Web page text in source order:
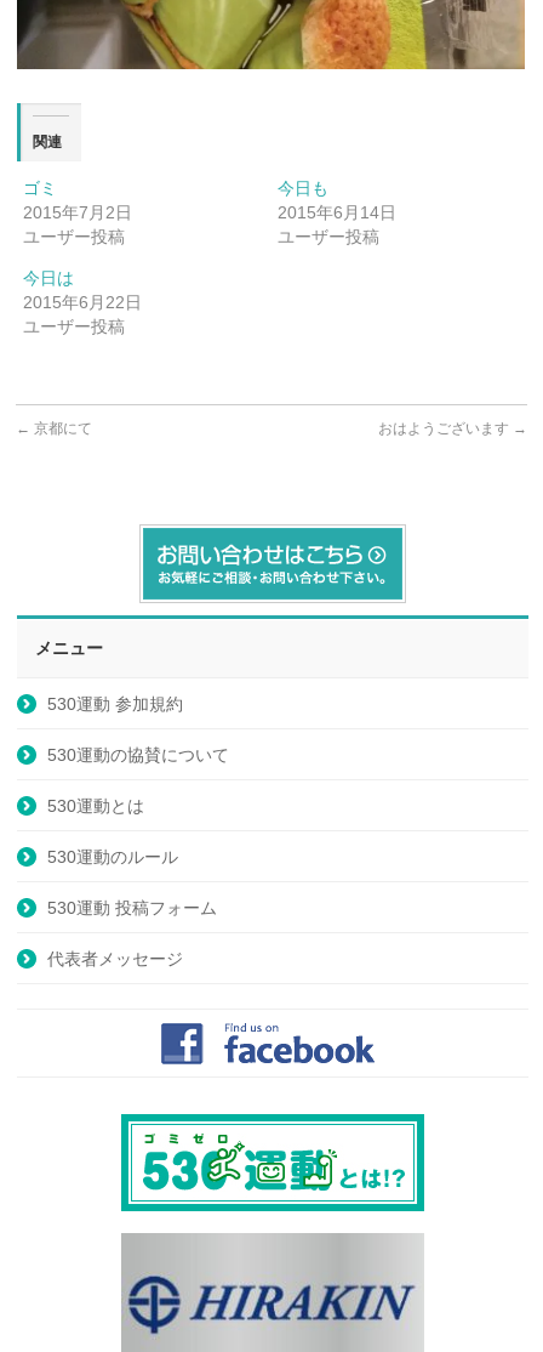
関連
ゴミ
2015年7月2日
ユーザー投稿
今日も
2015年6月14日
ユーザー投稿
今日は
2015年6月22日
ユーザー投稿
← 京都にて おはようございます →
メニュー
530運動 参加規約
530運動の協賛について
530運動とは
530運動のルール
530運動 投稿フォーム
代表者メッセージ